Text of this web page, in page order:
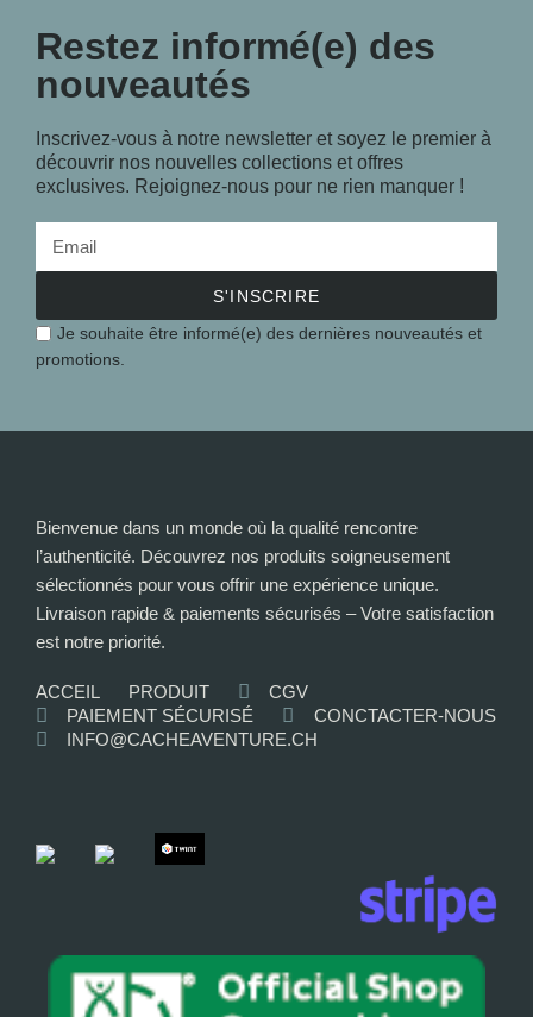
Restez informé(e) des
nouveautés
Inscrivez-vous à notre newsletter et soyez le premier à
découvrir nos nouvelles collections et offres
exclusives. Rejoignez-nous pour ne rien manquer !
S'INSCRIRE
Je souhaite être informé(e) des dernières nouveautés et
promotions.
Bienvenue dans un monde où la qualité rencontre
l’authenticité. Découvrez nos produits soigneusement
sélectionnés pour vous offrir une expérience unique.
Livraison rapide & paiements sécurisés – Votre satisfaction
est notre priorité.
ACCEIL PRODUIT
CGV
PAIEMENT SÉCURISÉ
CONCTACTER-NOUS
INFO@CACHEAVENTURE.CH